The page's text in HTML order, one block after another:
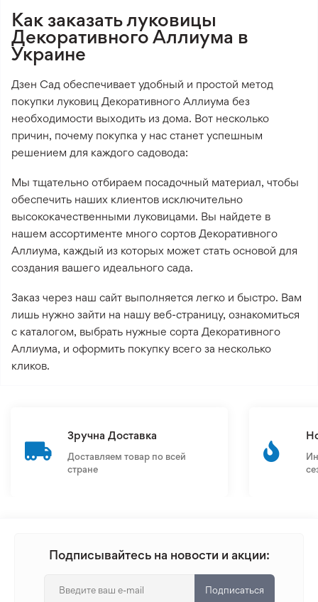
Как заказать луковицы
Декоративного Аллиума в
Украине
Дзен Сад обеспечивает удобный и простой метод
покупки луковиц Декоративного Аллиума без
необходимости выходить из дома. Вот несколько
причин, почему покупка у нас станет успешным
решением для каждого садовода:
Мы тщательно отбираем посадочный материал, чтобы
обеспечить наших клиентов исключительно
высококачественными луковицами. Вы найдете в
нашем ассортименте много сортов Декоративного
Аллиума, каждый из которых может стать основой для
создания вашего идеального сада.
Заказ через наш сайт выполняется легко и быстро. Вам
лишь нужно зайти на нашу веб-страницу, ознакомиться
с каталогом, выбрать нужные сорта Декоративного
Аллиума, и оформить покупку всего за несколько
кликов.
Зручна Доставка
Доставляем товар по всей
стране
Подписывайтесь на новости и акции:
Подписаться